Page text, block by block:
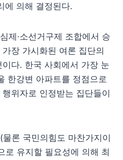
에 의해 결정된다.
제·소선거구제 조합에서 승
장 가시화된 여론 집단의
다. 한국 사회에서 가장 눈
한강변 아파트를 정점으로
위자로 인정받는 집단들이
론 국민의힘도 마찬가지이
로 유지할 필요성에 의해 최